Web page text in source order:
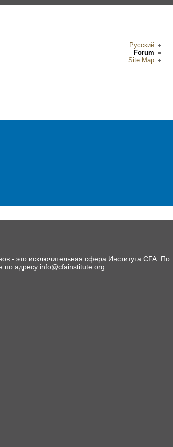
Русский
Forum
Site Map
- это исключительная сфера Института CFA. По
по адресу info@cfainstitute.org